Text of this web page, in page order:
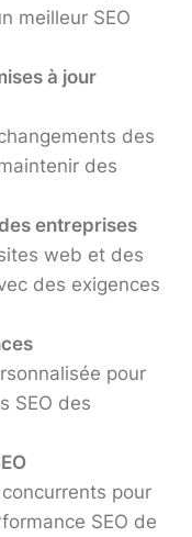
meilleur SEO
à jour
des
des
entreprises
web et des
des exigences
pour
SEO des
pour
SEO de